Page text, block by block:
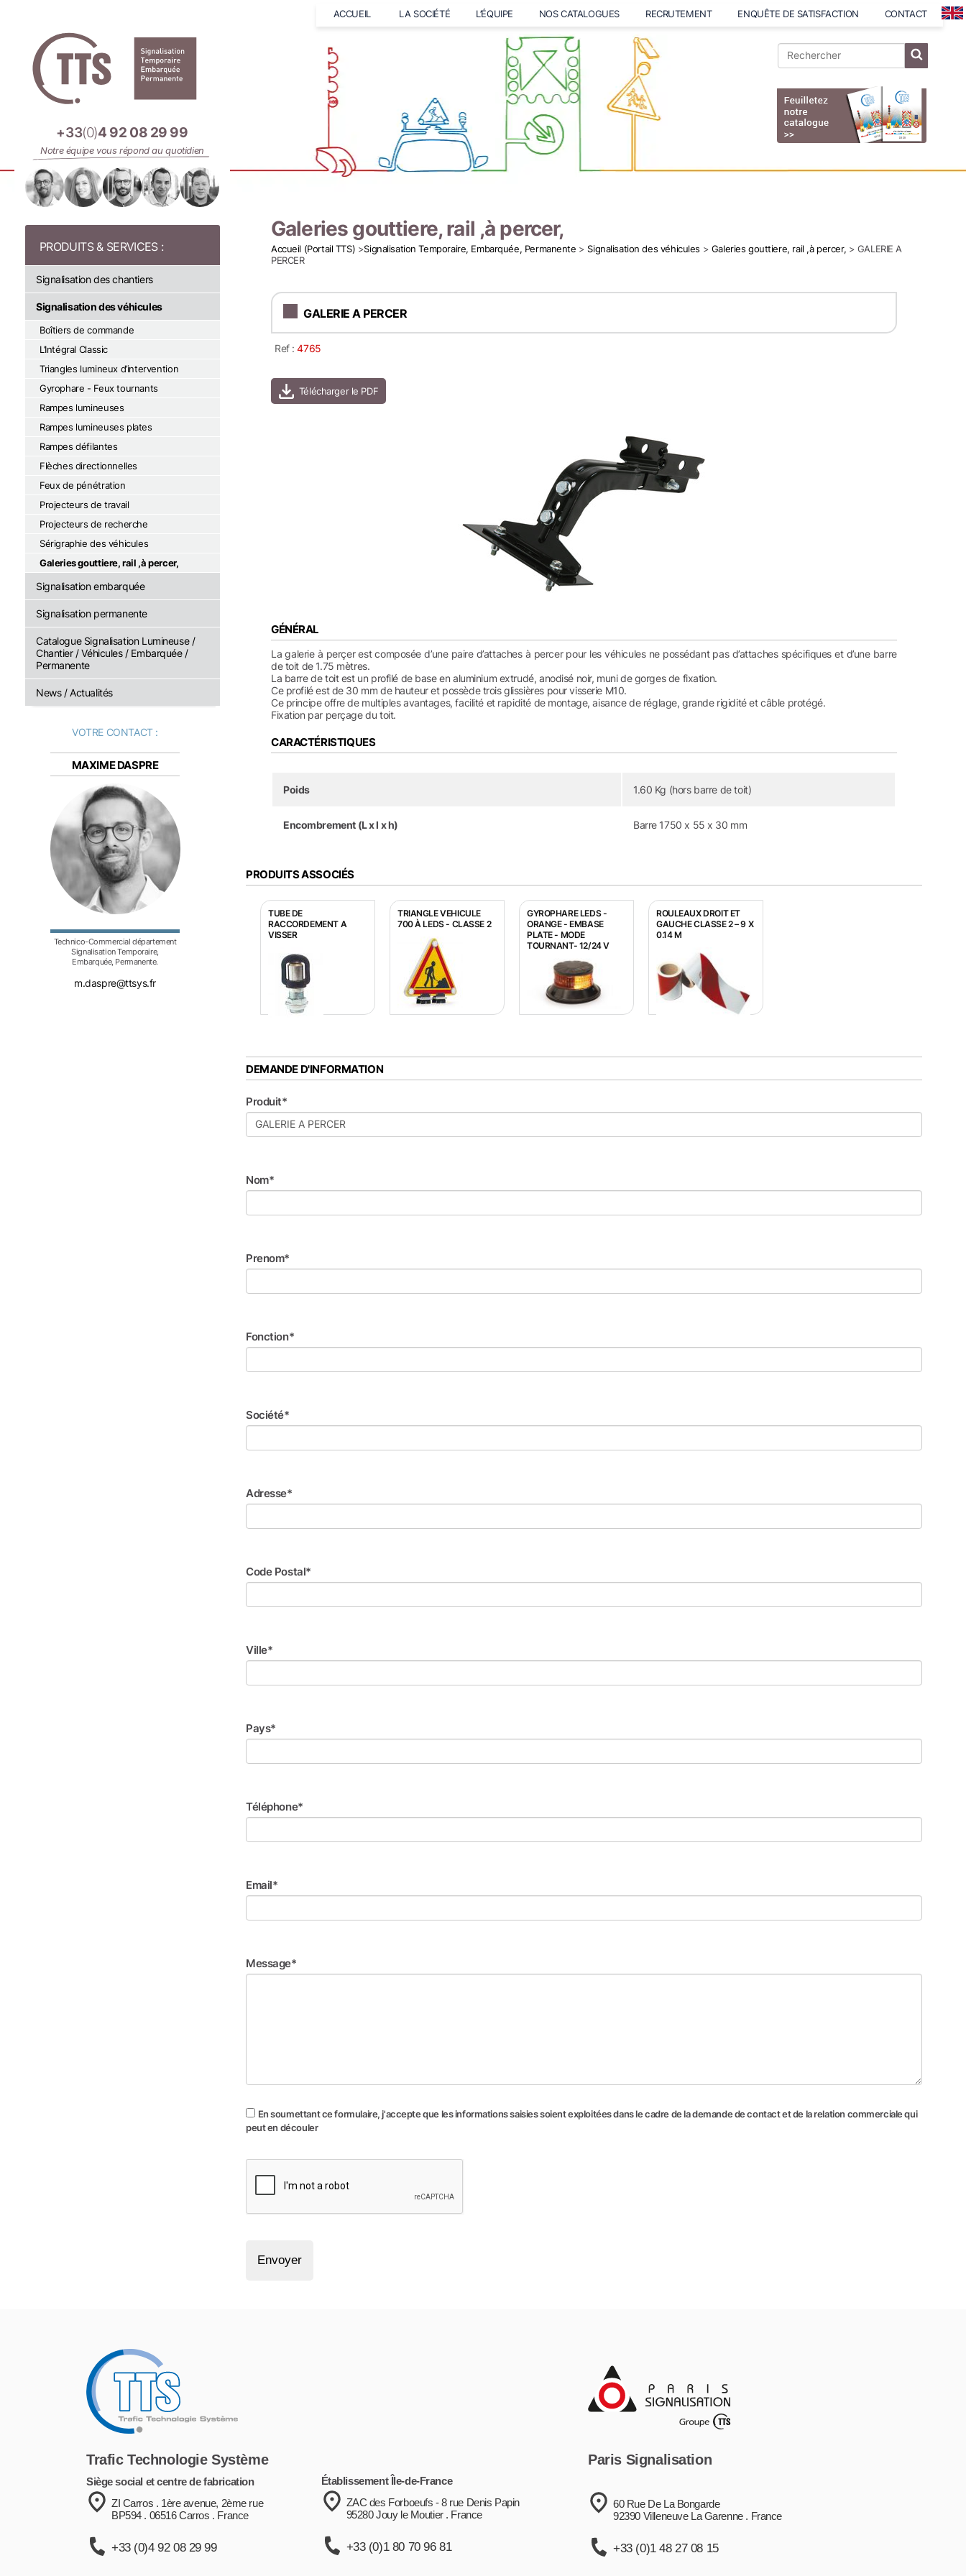
+33(0)4 92 08 29 99
Notre équipe vous répond au quotidien
ACCUEIL LA SOCIÉTÉ L’ÉQUIPE NOS CATALOGUES RECRUTEMENT ENQUÊTE DE SATISFACTION CONTACT
Signalisation des chantiers
Signalisation des véhicules
Boîtiers de commande
L’Intégral Classic
Triangles lumineux d’intervention
Gyrophare - Feux tournants
Rampes lumineuses
Rampes lumineuses plates
Rampes défilantes
Flèches directionnelles
Feux de pénétration
Projecteurs de travail
Projecteurs de recherche
Sérigraphie des véhicules
Galeries gouttiere, rail ,à percer,
Signalisation embarquée
Signalisation permanente
Catalogue Signalisation Lumineuse /
Chantier / Véhicules / Embarquée /
Permanente
News / Actualités
VOTRE CONTACT :
MAXIME DASPRE
Technico-Commercial département
Signalisation Temporaire,
Embarquée, Permanente.
m.daspre@ttsys.fr
Galeries gouttiere, rail ,à percer,
Accueil (Portail TTS) >Signalisation Temporaire, Embarquée, Permanente >Signalisation des véhicules > Galeries gouttiere, rail ,à percer, > GALERIE A
PERCER
GALERIE A PERCER
Ref :4765
GÉNÉRAL
La galerie à perçer est composée d’une paire d’attaches à percer pour les véhicules ne possédant pas d’attaches spécifiques et d’une barre
de toit de 1.75 mètres.
La barre de toit est un profilé de base en aluminium extrudé, anodisé noir, muni de gorges de fixation.
Ce profilé est de 30 mm de hauteur et possède trois glissières pour visserie M10.
Ce principe offre de multiples avantages, facilité et rapidité de montage, aisance de réglage, grande rigidité et câble protégé.
Fixation par perçage du toit.
CARACTÉRISTIQUES
Poids 1.60 Kg (hors barre de toit)
Encombrement (L x l x h) Barre 1750 x 55 x 30 mm
PRODUITS ASSOCIÉS
TUBE DE
RACCORDEMENT A
VISSER
TRIANGLE VEHICULE
700 À LEDS - CLASSE 2
GYROPHARE LEDS -
ORANGE - EMBASE
PLATE - MODE
TOURNANT- 12/24 V
ROULEAUX DROIT ET
GAUCHE CLASSE 2 – 9 X
0.14 M
DEMANDE D'INFORMATION
Produit*
Nom*
Prenom*
Fonction*
Société*
Adresse*
Code Postal*
Ville*
Pays*
Téléphone*
Email*
Message*
En soumettant ce formulaire, j'accepte que les informations saisies soient exploitées dans le cadre de la demande de contact et de la relation commerciale qui
peut en découler
Envoyer
Trafic Technologie Système
Siège social et centre de fabrication
ZI Carros . 1ère avenue, 2ème rue
BP594 . 06516 Carros . France
+33 (0)4 92 08 29 99
Établissement Île-de-France
ZAC des Forboeufs - 8 rue Denis Papin
95280 Jouy le Moutier . France
+33 (0)1 80 70 96 81
Paris Signalisation
60 Rue De La Bongarde
92390 Villeneuve La Garenne . France
+33 (0)1 48 27 08 15